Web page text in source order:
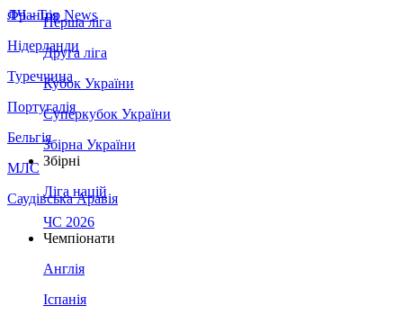
Франція
Нідерланди
Туреччина
Португалія
Бельгія
МЛС
Саудівська Аравія
ЛЧ - Top News
Перша ліга
Друга ліга
Кубок України
Суперкубок України
Збірна України
Збірні
Ліга націй
ЧС 2026
Чемпіонати
Англія
Іспанія